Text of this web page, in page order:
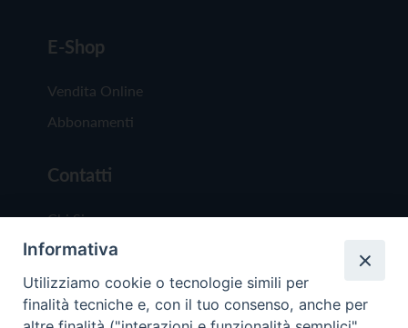
E-Shop
Vendita Online
Abbonamenti
Contatti
Chi Siamo
Redazione
Scrivici
Informativa
Utilizziamo cookie o tecnologie simili per
finalità tecniche e, con il tuo consenso, anche per